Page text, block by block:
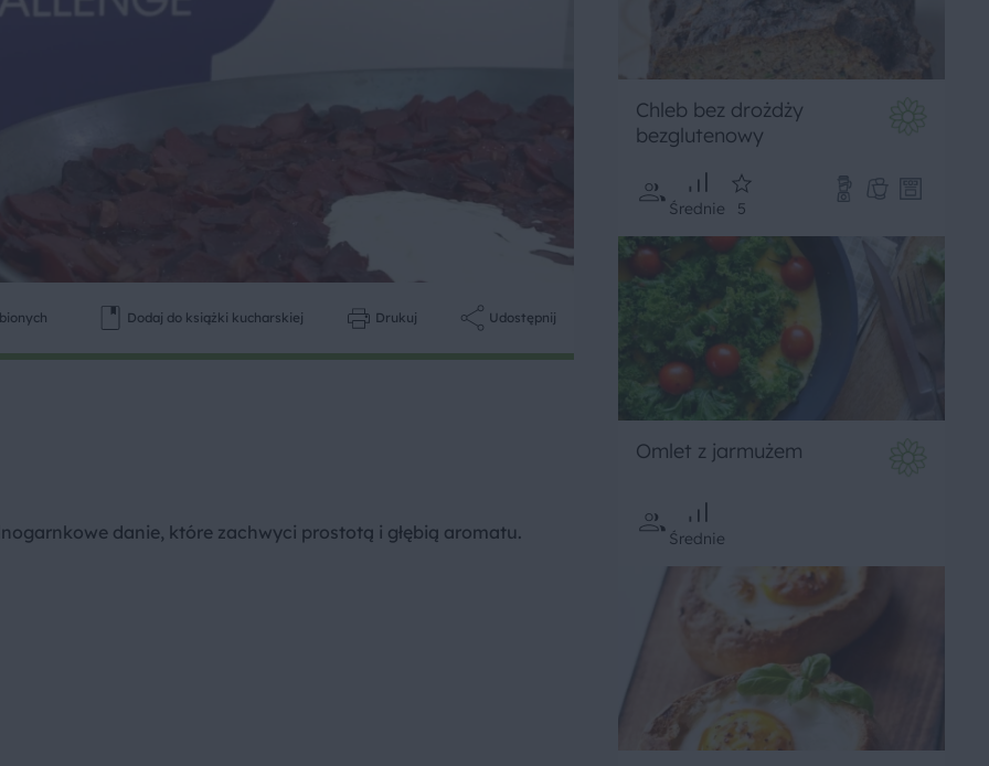
Dodaj do książki kucharskiej Drukuj Udostępnij
danie, które zachwyci prostotą i głębią aromatu.
Chleb bez drożdży
bezglutenowy
Średnie 5
Omlet z jarmużem
Średnie